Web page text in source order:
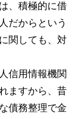
、積極的に借
だからという
関しても、対
信用情報機関
ますから、昔
債務整理で金